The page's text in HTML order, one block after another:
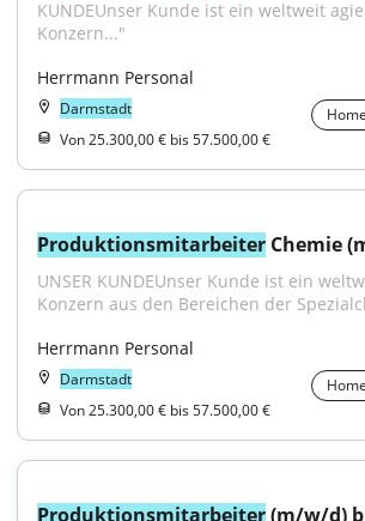
KUNDEUnser Kunde ist ein weltweit
Konzern..."
Herrmann Personal
Darmstadt
Von 25.300,00 € bis 57.500,00 €
Produktionsmitarbeiter Chemie
UNSER KUNDEUnser Kunde ist ein
Konzern aus den Bereichen der
Herrmann Personal
Darmstadt
Von 25.300,00 € bis 57.500,00 €
Produktionsmitarbeiter (m/w/d)